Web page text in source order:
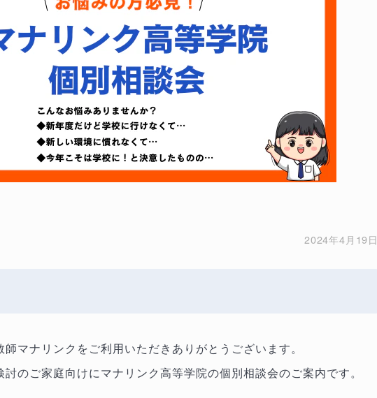
2024年4月19日
マナリンクをご利用いただきありがとうございます。
のご家庭向けにマナリンク高等学院の個別相談会のご案内です。